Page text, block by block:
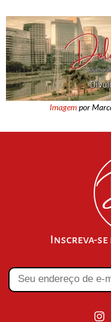
Imagempor
Inscreva-